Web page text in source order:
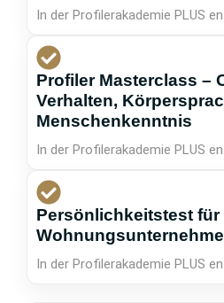
In der Profilerakademie PLUS
Profiler Masterclass –
Verhalten,
Menschenkenntnis
In der Profilerakademie PLUS
Persönlichkeitstest für
In der Profilerakademie PLUS